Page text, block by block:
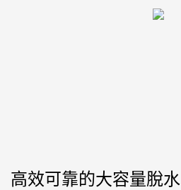
高效可靠的大容量脫水